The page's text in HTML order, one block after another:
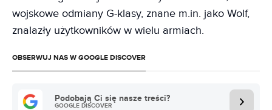
wojskowe odmiany G-klasy, znane m.in. jako Wolf,
znalazły użytkowników w wielu armiach.
OBSERWUJ NAS W GOOGLE DISCOVER
Podobają Ci się nasze treści?
GOOGLE DISCOVER